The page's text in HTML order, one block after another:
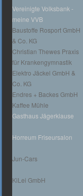
Vereinigte Volksbank -
meine VVB
Baustoffe Rosport GmbH
& Co. KG
Christian Thewes Praxis
für Krankengymnastik
Elektro Jäckel GmbH &
Co. KG
Endres + Backes GmbH
Kaffee Mühle
Gasthaus Jägerklause
Horreum Friseursalon
Jun-Cars
KiLei GmbH